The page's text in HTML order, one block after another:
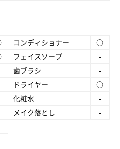
コンディショナー
○
フェイスソープ
-
歯ブラシ
-
ドライヤー
○
化粧水
-
メイク落とし
-